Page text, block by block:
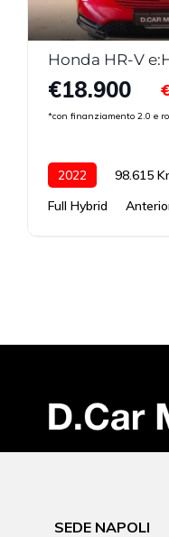
Honda HR-V
€18.900
*con finanziamento 2.0 e
2022 98.615
Full Hybrid
SEDE NAPOLI